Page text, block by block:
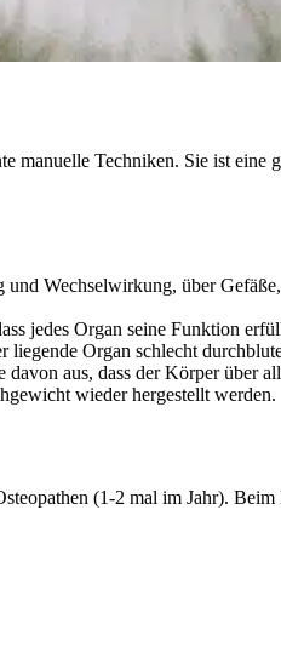
manuelle Techniken. Sie ist
Wechselwirkung, über
jedes Organ seine Funktion
Organ schlecht
aus, dass der Körper
wieder hergestellt werden.
(1-2 mal im Jahr).